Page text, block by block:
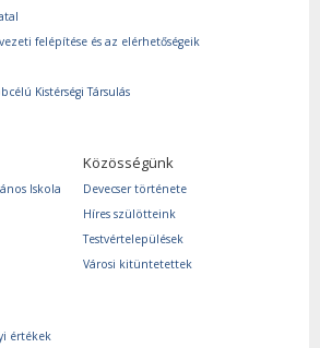
felépítése és az elérhetőségeik
Kistérségi Társulás
Iskola
Közösségünk
Devecser története
Híres szülötteink
Testvértelepülések
Városi kitüntetettek
értékek